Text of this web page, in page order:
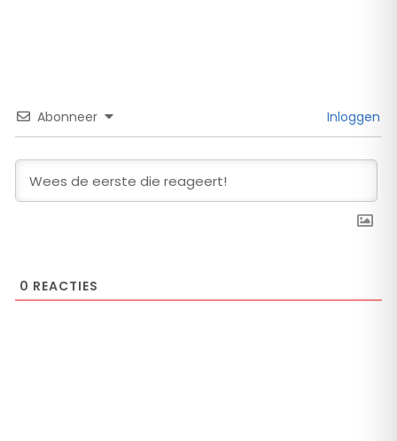
Abonneer Inloggen
0 REACTIES